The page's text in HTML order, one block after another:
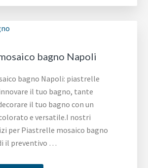
idee
bagno Napoli
bagno Napoli: piastrelle
il tuo bagno, tante
il tuo bagno con un
e versatile.I nostri
per Piastrelle mosaico bagno
il preventivo …